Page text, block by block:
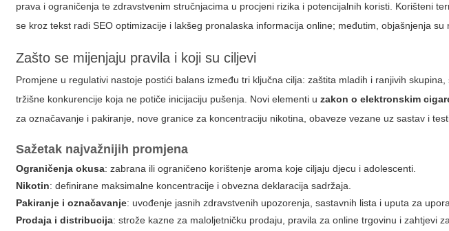
prava i ograničenja te zdravstvenim stručnjacima u procjeni rizika i potencijalnih koristi. Korišteni
se kroz tekst radi SEO optimizacije i lakšeg pronalaska informacija online; međutim, objašnjenja su
Zašto se mijenjaju pravila i koji su ciljevi
Promjene u regulativi nastoje postići balans između tri ključna cilja: zaštita mladih i ranjivih
tržišne konkurencije koja ne potiče inicijaciju pušenja. Novi elementi uzakon o elektronskim
za označavanje i pakiranje, nove granice za koncentraciju nikotina, obaveze vezane uz sastav i
Sažetak najvažnijih promjena
Ograničenja okusa: zabrana ili ograničeno korištenje aroma koje ciljaju djecu i adolescenti.
Nikotin: definirane maksimalne koncentracije i obvezna deklaracija sadržaja.
Pakiranje i označavanje: uvođenje jasnih zdravstvenih upozorenja, sastavnih lista i uputa za
Prodaja i distribucija: strože kazne za maloljetničku prodaju, pravila za online trgovinu i zahtjevi